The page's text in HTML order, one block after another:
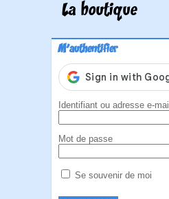
La boutique
M'authentifier
Identifiant ou adresse e-mail
Mot de passe
Se souvenir de moi